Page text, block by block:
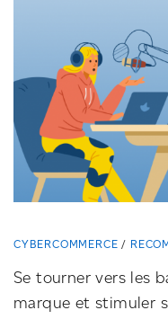
CYBERCOMMERCE
Se tourner vers les
marque et stimuler